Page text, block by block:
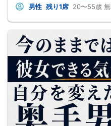
男性 残り1席 20〜55歳